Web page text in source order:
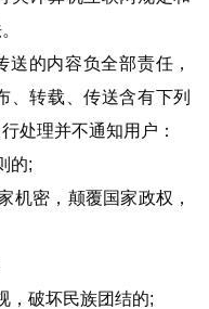
的内容负全部责任，
、转载、传送含有下列
处理并不通知用户：
的;
机密，颠覆国家政权，
，破坏民族团结的;